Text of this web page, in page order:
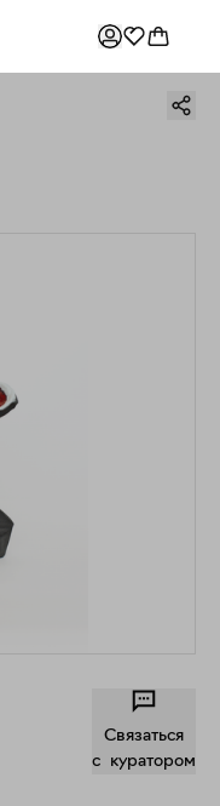
Связаться
c куратором